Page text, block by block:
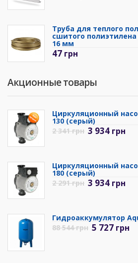
Труба для теплого
сшитого
16 мм
47 грн
Акционные товары
Циркуляционный
130 (серый)
2 341грн 3 934 грн
Циркуляционный
180 (серый)
2 291грн 3 934 грн
Гидроаккумулятор
88 544грн 5 727 грн